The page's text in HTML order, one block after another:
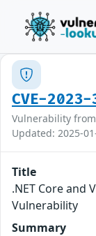
CVE-2023-
Vulnerability from
Updated: 2025-
Title
.NET Core and
Vulnerability
Summary